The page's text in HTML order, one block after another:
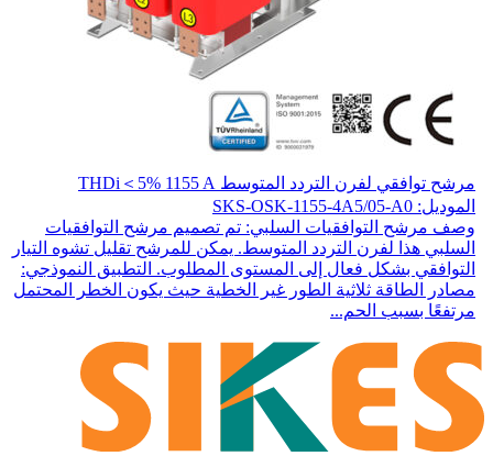
مرشح توافقي لفرن التردد المتوسط THDi＜5% 1155 A
الموديل: SKS-OSK-1155-4A5/05-A0
وصف مرشح التوافقيات السلبي: تم تصميم مرشح التوافقيات
السلبي هذا لفرن التردد المتوسط. يمكن للمرشح تقليل تشوه التيار
التوافقي بشكل فعال إلى المستوى المطلوب. التطبيق النموذجي:
مصادر الطاقة ثلاثية الطور غير الخطية حيث يكون الخطر المحتمل
مرتفعًا بسبب الحم...